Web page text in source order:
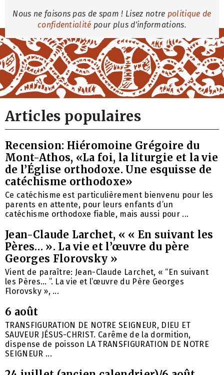
Nous ne faisons pas de spam ! Lisez notre politique de
confidentialité pour plus d'informations.
Articles populaires
Recension: Hiéromoine Grégoire du
Mont-Athos, «La foi, la liturgie et la vie
de l’Église orthodoxe. Une esquisse de
catéchisme orthodoxe»
Ce catéchisme est particulièrement bienvenu pour les
parents en attente, pour leurs enfants d’un
catéchisme orthodoxe fiable, mais aussi pour ...
Jean-Claude Larchet, « « En suivant les
Pères… ». La vie et l’œuvre du père
Georges Florovsky »
Vient de paraître: Jean-Claude Larchet, « “En suivant
les Pères… ”. La vie et l’œuvre du Père Georges
Florovsky », ...
6 août
TRANSFIGURATION DE NOTRE SEIGNEUR, DIEU ET
SAUVEUR JÉSUS-CHRIST. Carême de la dormition,
dispense de poisson LA TRANSFIGURATION DE NOTRE
SEIGNEUR ...